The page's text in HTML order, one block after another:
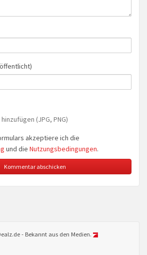
(JPG, PNG)
akzeptiere ich die
und die Nutzungsbedingungen.
- Bekannt aus den Medien.